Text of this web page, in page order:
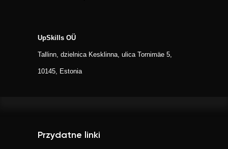
UpSkills OÜ
Tallinn, dzielnica Kesklinna, ulica Tornimäe 5,
10145, Estonia
Przydatne linki